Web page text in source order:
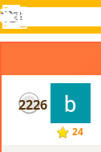
樂和遊
搜
尋
登入
功
2226
24